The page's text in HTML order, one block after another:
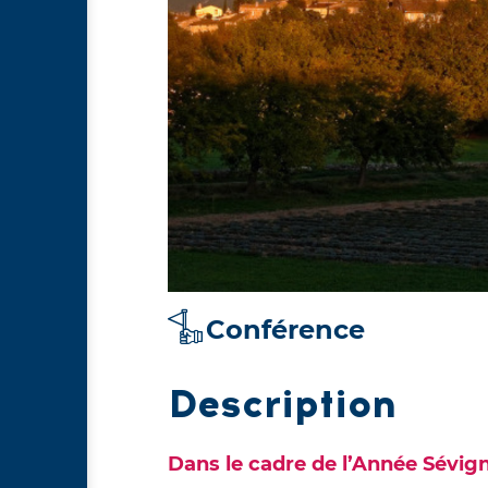
Conférence
Description
Dans le cadre de l’Année